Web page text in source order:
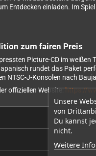
Unsere
von
Du kannst
nicht.
Weitere
Entdecken einladen. Im
zum fairen Preis
Picture-CD im
rundet das Paket
NTSC-J-Konsolen nach
offiziellen Website: https://